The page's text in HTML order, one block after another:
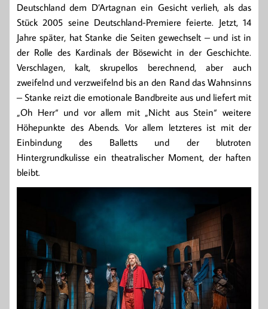
Deutschland dem D’Artagnan ein Gesicht verlieh, als das
Stück 2005 seine Deutschland-Premiere feierte. Jetzt, 14
Jahre später, hat Stanke die Seiten gewechselt – und ist in
der Rolle des Kardinals der Bösewicht in der Geschichte.
Verschlagen, kalt, skrupellos berechnend, aber auch
zweifelnd und verzweifelnd bis an den Rand das Wahnsinns
– Stanke reizt die emotionale Bandbreite aus und liefert mit
„Oh Herr“ und vor allem mit „Nicht aus Stein“ weitere
Höhepunkte des Abends. Vor allem letzteres ist mit der
Einbindung des Balletts und der blutroten
Hintergrundkulisse ein theatralischer Moment, der haften
bleibt.